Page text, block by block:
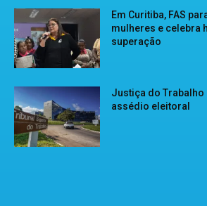
Em Curitiba, FAS
mulheres e celebra
superação
Justiça do Trabalho
assédio eleitoral